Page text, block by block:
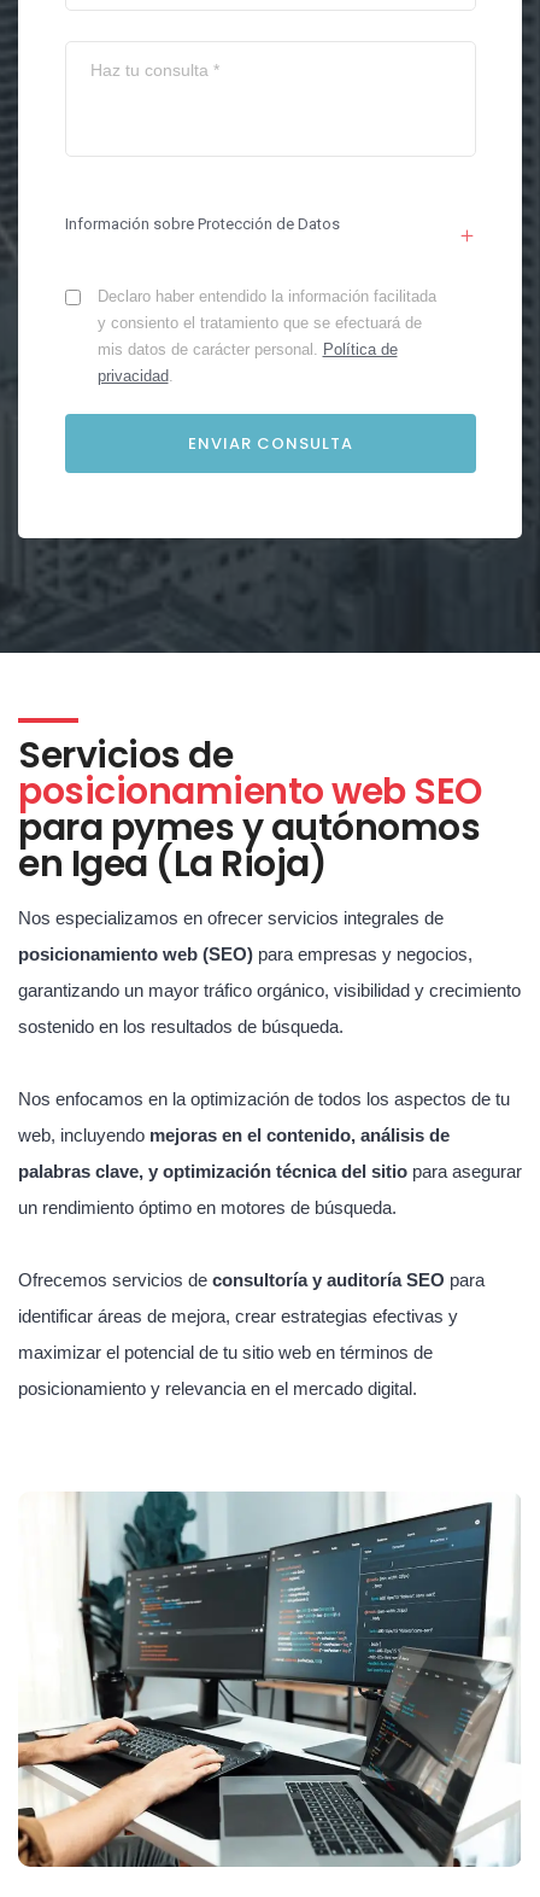
Información sobre Protección de Datos
Declaro haber entendido la información facilitada
y consiento el tratamiento que se efectuará de
mis datos de carácter personal. Política de
privacidad.
Servicios de
posicionamiento web SEO
para pymes y autónomos
en Igea (La Rioja)
Nos especializamos en ofrecer servicios integrales de
posicionamiento web (SEO) para empresas y negocios,
garantizando un mayor tráfico orgánico, visibilidad y crecimiento
sostenido en los resultados de búsqueda.
Nos enfocamos en la optimización de todos los aspectos de tu
web, incluyendo mejoras en el contenido, análisis de
palabras clave, y optimización técnica del sitio para asegurar
un rendimiento óptimo en motores de búsqueda.
Ofrecemos servicios de consultoría y auditoría SEO para
identificar áreas de mejora, crear estrategias efectivas y
maximizar el potencial de tu sitio web en términos de
posicionamiento y relevancia en el mercado digital.